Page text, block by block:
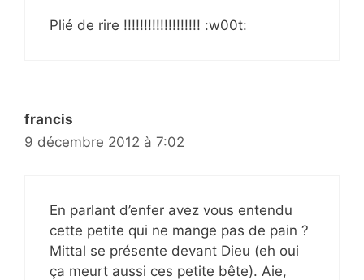
Plié de rire !!!!!!!!!!!!!!!!!!! :w00t:
francis
9 décembre 2012 à 7:02
En parlant d’enfer avez vous entendu
cette petite qui ne mange pas de pain ?
Mittal se présente devant Dieu (eh oui
ça meurt aussi ces petite bête). Aie,